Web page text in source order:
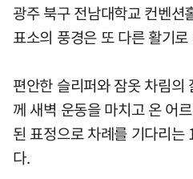
광주 북구 전남대학교 컨벤
표소의 풍경은 또 다른 활기
편안한 슬리퍼와 잠옷 차림의
께 새벽 운동을 마치고 온 어
된 표정으로 차례를 기다리는
다.